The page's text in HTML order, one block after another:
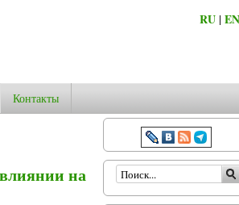
RU |EN
Контакты
на Форма поиска